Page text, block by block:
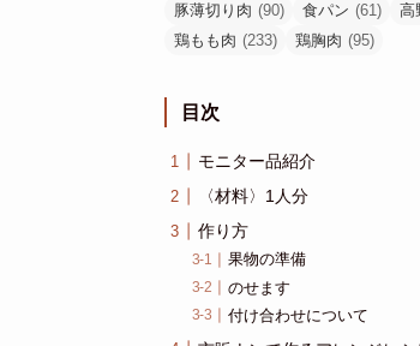
豚薄切り肉 (90) 食パン (61) 高
鶏もも肉 (233) 鶏胸肉 (95)
目次
モニター品紹介
〈材料〉1人分
作り方
果物の準備
のせます
付け合わせについて